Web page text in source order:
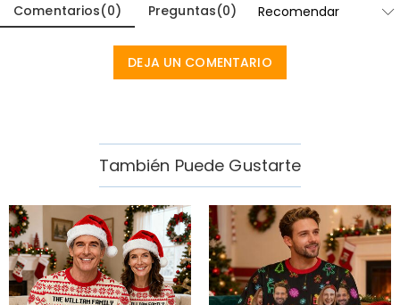
Comentarios(0) Preguntas(0)
DEJA UN COMENTARIO
También Puede Gustarte